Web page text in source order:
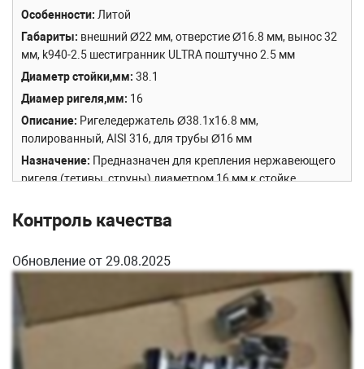
Особенности Литой
Габариты внешний Ø22 мм, отверстие Ø16.8 мм, вынос 32
мм, k940-2.5 шестигранник ULTRA поштучно 2.5 мм
Диаметр стойки,мм 38.1
Диамер ригеля,мм 16
Описание Ригеледержатель Ø38.1х16.8 мм,
полированный, AISI 316, для трубы Ø16 мм
Назначение Предназначен для крепления нержавеющего
ригеля (тетивы, струны) диаметром 16 мм к стойке
Особенность модели Изготовлен из 316 марки стали, что
Например в бассейнах и на оживленных магистралях.
Также применяется при монтаже ограждений на яхтах и
Сборка и установка Ригеледержатель монтируется к трубе
стойки на сварку с наружной стороны, либо на вытяжную
заклепку М6. Для этого внутри ригеледержателя сделана
специальная полость. Сам ригель (тетива) фиксируется
Контроль качества
Обновление от 29.08.2025